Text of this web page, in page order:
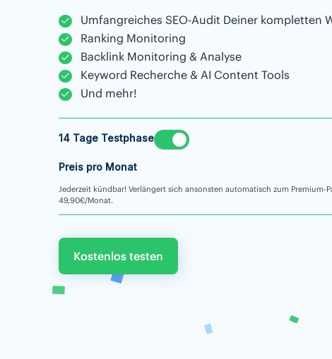
Umfangreiches SEO-Audit Deiner kompletten
Ranking Monitoring
Backlink Monitoring & Analyse
Keyword Recherche & AI Content Tools
Und mehr!
14 Tage Testphase
Preis pro Monat
Jederzeit kündbar! Verlängert sich ansonsten automatisch zum Premium-
49,90€/Monat.
Kostenlos testen